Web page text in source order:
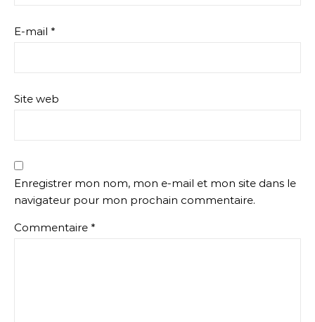
E-mail *
Site web
Enregistrer mon nom, mon e-mail et mon site dans le
navigateur pour mon prochain commentaire.
Commentaire *